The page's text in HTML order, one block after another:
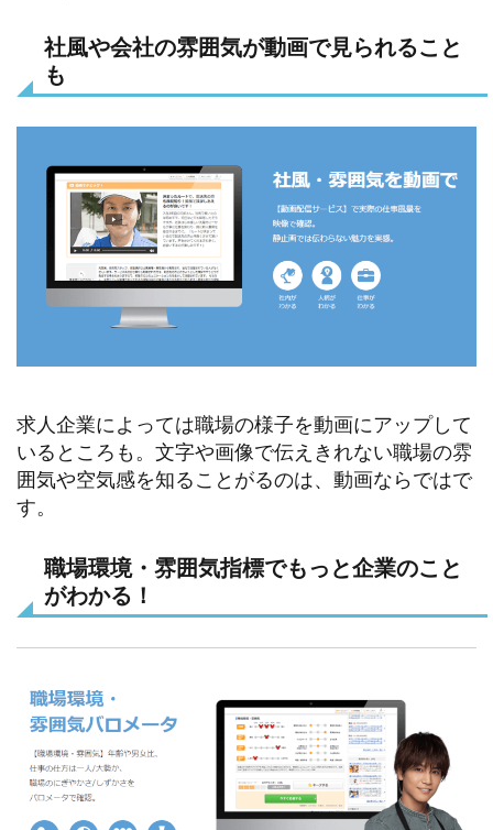
社風や会社の雰囲気が動画で見られること
も
求人企業によっては職場の様子を動画にアップして
いるところも。文字や画像で伝えきれない職場の雰
囲気や空気感を知ることがるのは、動画ならではで
す。
職場環境・雰囲気指標でもっと企業のこと
がわかる！